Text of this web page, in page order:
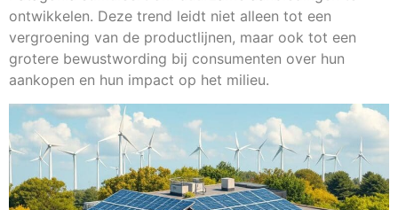
ontwikkelen. Deze trend leidt niet alleen tot een
vergroening van de productlijnen, maar ook tot een
grotere bewustwording bij consumenten over hun
aankopen en hun impact op het milieu.